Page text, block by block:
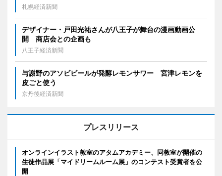
札幌経済新聞
デザイナー・戸田光祐さんが八王子が舞台の漫画動画公
開 商店会との企画も
八王子経済新聞
与謝野のアソビビールが発酵レモンサワー 宮津レモンを
皮ごと使う
京丹後経済新聞
プレスリリース
オンラインイラスト教室のアタムアカデミー、同教室が開催の
生徒作品展「マイドリームルーム展」のコンテスト受賞者を公
開